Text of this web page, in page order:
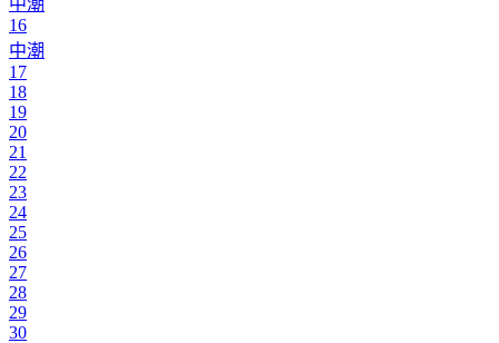
16
中潮
17
18
19
20
21
22
23
24
25
26
27
28
29
30